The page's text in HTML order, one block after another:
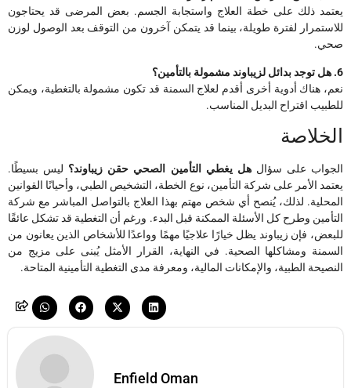
يعتمد ذلك على خطة العلاج واستجابة الجسم. بعض المرضى قد يحتاجون
للاستمرار لفترة طويلة، بينما قد يتمكن آخرون من التوقف بعد الوصول لوزن
صحي.
6. هل توجد بدائل لزيباوند مشمولة بالتأمين؟
نعم، هناك أدوية أخرى أقدم لعلاج السمنة قد تكون مشمولة بالتغطية، ويمكن
للطبيب اقتراح البديل المناسب.
الخلاصة
الجواب على سؤالهل يغطي التأمين الصحي حقن زيباوند؟ ليس بسيطًا.
يعتمد الأمر على شركة التأمين، نوع الخطة، التشخيص الطبي، وأحيانًا القوانين
المحلية. لذلك، يُنصح أي شخص مهتم بهذا العلاج بالتواصل المباشر مع شركة
التأمين وطرح كل الأسئلة الممكنة قبل البدء. ورغم أن التغطية قد تشكل عائقًا
للبعض، فإن زيباوند يظل خيارًا علاجيًا مهمًا وواعدًا للأشخاص الذين يعانون من
السمنة ومشاكلها الصحية. في النهاية، القرار الأمثل يُبنى على مزيج من
النصيحة الطبية، والإمكانات المالية، ومعرفة مدى التغطية التأمينية المتاحة.
Enfield Oman